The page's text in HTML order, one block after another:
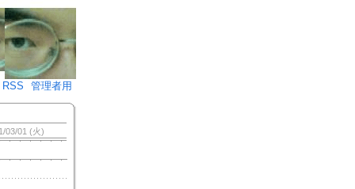
♪)÷2
RSS 管理者用
03/01 (火)